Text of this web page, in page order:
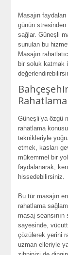
Masajın
günün stresinden
sağlar. Güneşli
sunulan bu
Masajın
bir soluk katmak
Güneşli’ya özgü
rahatlama
teknikleriyle
etmek, kasları
mükemmel bir
faydalanarak,
hissedebilirsiniz.
Bu tür masajın
rahatlama
masaj
sayesinde,
çözülerek yerini
uzman elleriyle